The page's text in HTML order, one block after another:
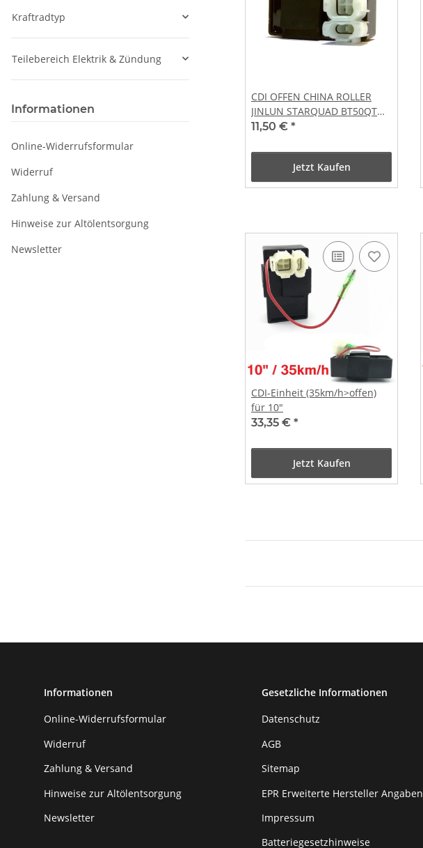
CDI OFFEN CHINA ROLLER
JINLUN STARQUAD BT50QT
YY50QT SK50QT ZN50QT
11,50 € *
Jetzt Kaufen
CDI-Einheit (35km/h>offen)
für 10"
33,35 € *
Jetzt Kaufen
Kraftradtyp
Teilebereich Elektrik & Zündung
Informationen
Online-Widerrufsformular
Widerruf
Zahlung & Versand
Hinweise zur Altölentsorgung
Newsletter
Informationen
Online-Widerrufsformular
Widerruf
Zahlung & Versand
Hinweise zur Altölentsorgung
Newsletter
Gesetzliche Informationen
Datenschutz
AGB
Sitemap
EPR Erweiterte Hersteller Angaben
Impressum
Batteriegesetzhinweise